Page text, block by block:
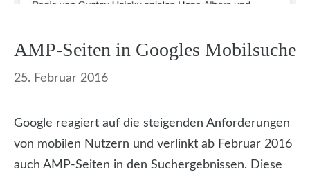
AMP-Seiten in Googles Mobilsuche
25. Februar 2016
Google reagiert auf die steigenden Anforderungen
von mobilen Nutzern und verlinkt ab Februar 2016
auch AMP-Seiten in den Suchergebnissen. Diese